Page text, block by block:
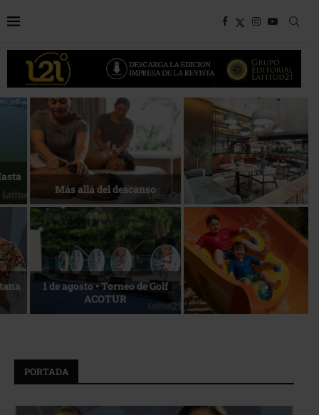
Bottega, un viaje servido a la
mesa
Energía que Impulsa la
competitividad
Reconocimiento de viajeros La esencia del servicio
PORTADA